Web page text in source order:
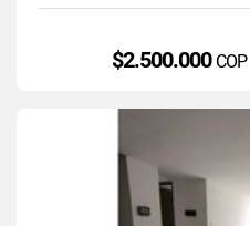
$2.500.000 COP